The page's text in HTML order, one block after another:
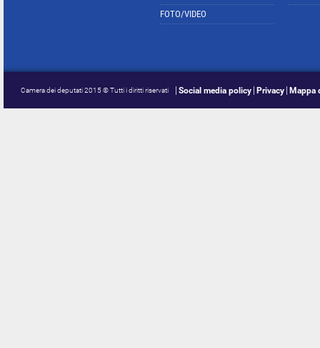
FOTO/VIDEO
Camera dei deputati 2015 © Tutti i diritti riservati Social media policy Privacy Mappa